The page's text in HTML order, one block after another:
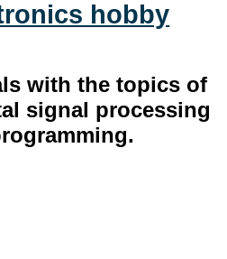
hobby
with the topics of
signal processing